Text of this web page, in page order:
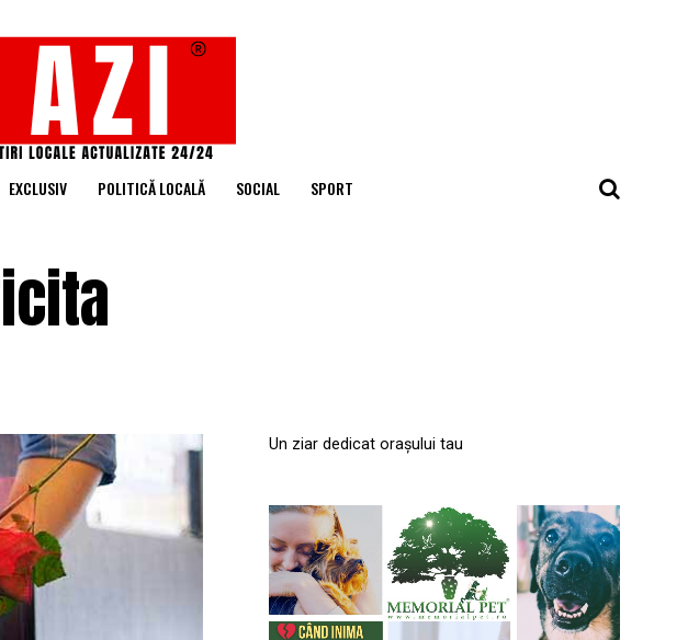
EXCLUSIV POLITICĂ LOCALĂ SOCIAL SPORT
Un ziar dedicat orașului tau